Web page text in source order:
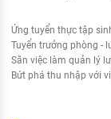
Ứng tuyển thực tập
Tuyển trưởng phòng -
Săn việc làm quản lý
Bứt phá thu nhập với